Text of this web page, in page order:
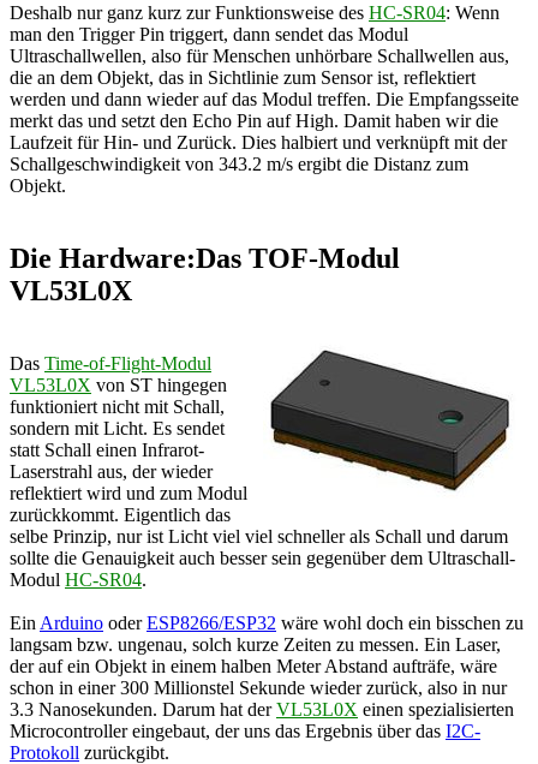
Deshalb nur ganz kurz zur Funktionsweise des HC-SR04: Wenn
man den Trigger Pin triggert, dann sendet das Modul
Ultraschallwellen, also für Menschen unhörbare Schallwellen aus,
die an dem Objekt, das in Sichtlinie zum Sensor ist, reflektiert
werden und dann wieder auf das Modul treffen. Die Empfangsseite
merkt das und setzt den Echo Pin auf High. Damit haben wir die
Laufzeit für Hin- und Zurück. Dies halbiert und verknüpft mit der
Schallgeschwindigkeit von 343.2 m/s ergibt die Distanz zum
Objekt.
Die Hardware:Das TOF-Modul
VL53L0X
Das Time-of-Flight-Modul
VL53L0X von ST hingegen
funktioniert nicht mit Schall,
sondern mit Licht. Es sendet
statt Schall einen Infrarot-
Laserstrahl aus, der wieder
reflektiert wird und zum Modul
zurückkommt. Eigentlich das
selbe Prinzip, nur ist Licht viel viel schneller als Schall und darum
sollte die Genauigkeit auch besser sein gegenüber dem Ultraschall-
Modul HC-SR04.
Ein Arduino oderESP8266/ESP32 wäre wohl doch ein bisschen zu
langsam bzw. ungenau, solch kurze Zeiten zu messen. Ein Laser,
der auf ein Objekt in einem halben Meter Abstand aufträfe, wäre
schon in einer 300 Millionstel Sekunde wieder zurück, also in nur
3.3 Nanosekunden. Darum hat derVL53L0X einen spezialisierten
Microcontroller eingebaut, der uns das Ergebnis über das I2C-
Protokoll zurückgibt.